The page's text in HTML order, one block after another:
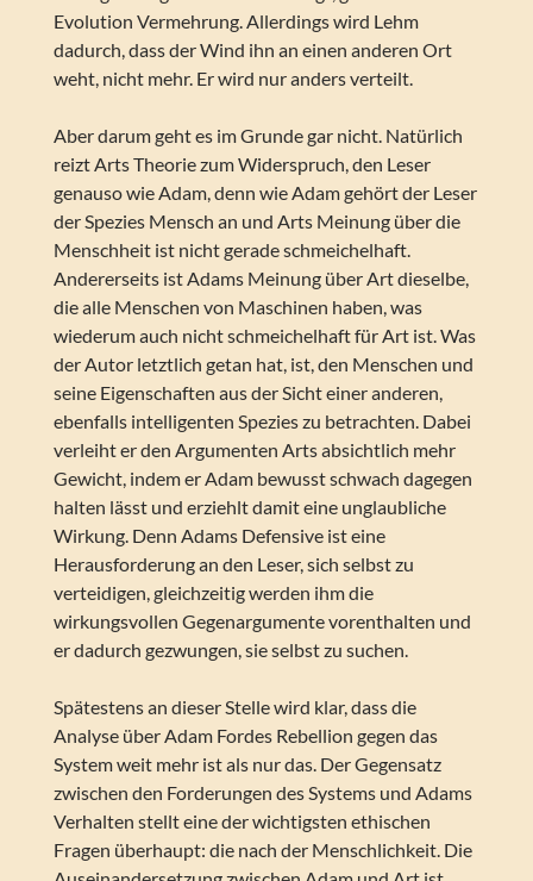
Evolution Vermehrung. Allerdings wird Lehm
dadurch, dass der Wind ihn an einen anderen Ort
weht, nicht mehr. Er wird nur anders verteilt.
Aber darum geht es im Grunde gar nicht. Natürlich
reizt Arts Theorie zum Widerspruch, den Leser
genauso wie Adam, denn wie Adam gehört der Leser
der Spezies Mensch an und Arts Meinung über die
Menschheit ist nicht gerade schmeichelhaft.
Andererseits ist Adams Meinung über Art dieselbe,
die alle Menschen von Maschinen haben, was
wiederum auch nicht schmeichelhaft für Art ist. Was
der Autor letztlich getan hat, ist, den Menschen und
seine Eigenschaften aus der Sicht einer anderen,
ebenfalls intelligenten Spezies zu betrachten. Dabei
verleiht er den Argumenten Arts absichtlich mehr
Gewicht, indem er Adam bewusst schwach dagegen
halten lässt und erziehlt damit eine unglaubliche
Wirkung. Denn Adams Defensive ist eine
Herausforderung an den Leser, sich selbst zu
verteidigen, gleichzeitig werden ihm die
wirkungsvollen Gegenargumente vorenthalten und
er dadurch gezwungen, sie selbst zu suchen.
Spätestens an dieser Stelle wird klar, dass die
Analyse über Adam Fordes Rebellion gegen das
System weit mehr ist als nur das. Der Gegensatz
zwischen den Forderungen des Systems und Adams
Verhalten stellt eine der wichtigsten ethischen
Fragen überhaupt: die nach der Menschlichkeit. Die